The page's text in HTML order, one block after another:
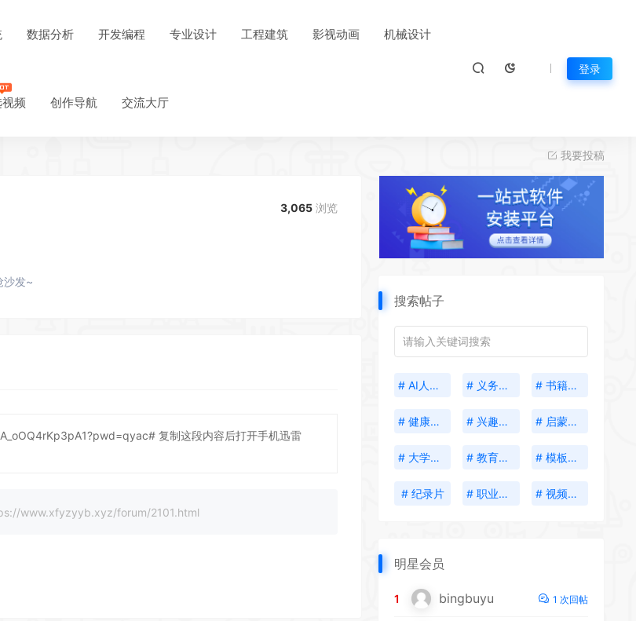
数据分析 开发编程 专业设计 工程建筑 影视动画 机械设计
频 创作导航 交流大厅
登录
我要投稿
3,065 浏览
沙发~
复制这段内容后打开手机迅雷
www.xfyzyyb.xyz/forum/2101.html
搜索帖子
# AI人工智能 # 义务教育 # 书籍分享
# 健康生活 # 兴趣培养 # 启蒙教育
# 大学资料 # 教育考试 # 模板插件
# 纪录片 # 职业发展 # 视频创作
明星会员
1 bingbuyu 1 次回帖